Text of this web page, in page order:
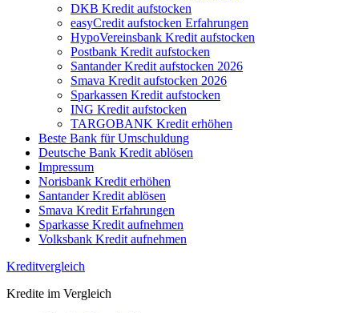
DKB Kredit aufstocken
easyCredit aufstocken Erfahrungen
HypoVereinsbank Kredit aufstocken
Postbank Kredit aufstocken
Santander Kredit aufstocken 2026
Smava Kredit aufstocken 2026
Sparkassen Kredit aufstocken
ING Kredit aufstocken
TARGOBANK Kredit erhöhen
Beste Bank für Umschuldung
Deutsche Bank Kredit ablösen
Impressum
Norisbank Kredit erhöhen
Santander Kredit ablösen
Smava Kredit Erfahrungen
Sparkasse Kredit aufnehmen
Volksbank Kredit aufnehmen
Kreditvergleich
Kredite im Vergleich